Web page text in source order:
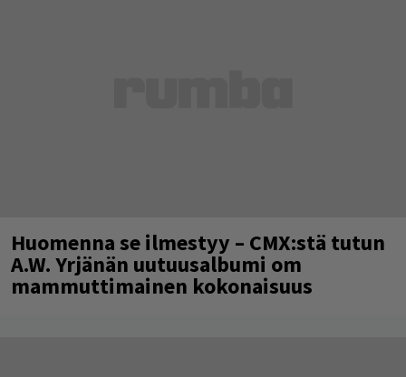
Huomenna se ilmestyy – CMX:stä tutun
A.W. Yrjänän uutuusalbumi om
mammuttimainen kokonaisuus